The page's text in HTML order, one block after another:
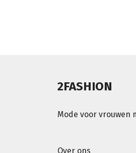
2FASHION
Mode voor vrouwen
Over ons